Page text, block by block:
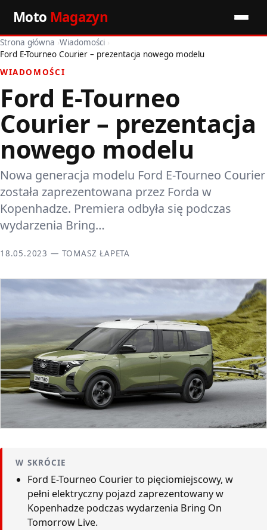
Moto Magazyn
Start
Wiadomości
Premiery
Porady motoryzacyjne
Pozostałe artykuły
Strona główna ›Wiadomości ›
Ford E-Tourneo Courier – prezentacja nowego modelu
WIADOMOŚCI
Ford E-Tourneo
Courier – prezentacja
nowego modelu
Nowa generacja modelu Ford E-Tourneo Courier
została zaprezentowana przez Forda w
Kopenhadze. Premiera odbyła się podczas
wydarzenia Bring…
18.05.2023 — TOMASZ ŁAPETA
W SKRÓCIE
Ford E-Tourneo Courier to pięciomiejscowy, w
pełni elektryczny pojazd zaprezentowany w
Kopenhadze podczas wydarzenia Bring On
Tomorrow Live.